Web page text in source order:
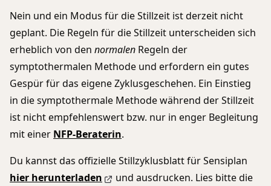
Nein und ein Modus für die Stillzeit ist derzeit nicht
geplant. Die Regeln für die Stillzeit unterscheiden sich
erheblich von den normalen Regeln der
symptothermalen Methode und erfordern ein gutes
Gespür für das eigene Zyklusgeschehen. Ein Einstieg
in die symptothermale Methode während der Stillzeit
ist nicht empfehlenswert bzw. nur in enger Begleitung
mit einer NFP-Beraterin.
Du kannst das offizielle Stillzyklusblatt für Sensiplan
hier herunterladen
und ausdrucken. Lies bitte die